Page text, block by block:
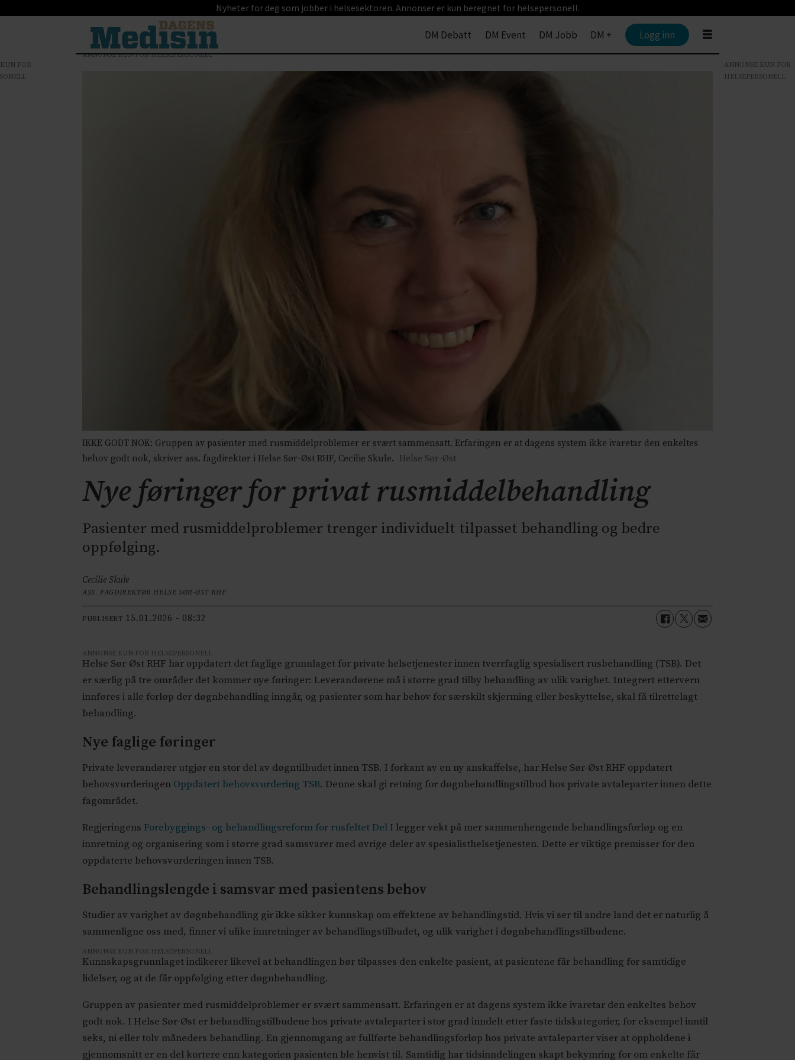
Nyheter for deg som jobber i helsesektoren. Annonser er kun beregnet for helsepersonell.
DM Debatt DM Event DM Jobb DM + Logg inn
ANNONSE KUN FOR HELSEPERSONELL
IKKE GODT NOK: Gruppen av pasienter med rusmiddelproblemer er svært sammensatt. Erfaringen er at dagens system ikke ivaretar den enkeltes
behov godt nok, skriver ass. fagdirektør i Helse Sør-Øst RHF, Cecilie Skule. Helse Sør-Øst
Nye føringer for privat rusmiddelbehandling
Pasienter med rusmiddelproblemer trenger individuelt tilpasset behandling og bedre
oppfølging.
Cecilie Skule
ASS. FAGDIREKTØR HELSE SØR-ØST RHF
PUBLISERT 15.01.2026 - 08:32
ANNONSE KUN FOR HELSEPERSONELL
Helse Sør-Øst RHF har oppdatert det faglige grunnlaget for private helsetjenester innen tverrfaglig spesialisert rusbehandling (TSB). Det
er særlig på tre områder det kommer nye føringer: Leverandørene må i større grad tilby behandling av ulik varighet. Integrert ettervern
innføres i alle forløp der døgnbehandling inngår, og pasienter som har behov for særskilt skjerming eller beskyttelse, skal få tilrettelagt
behandling.
Nye faglige føringer
Private leverandører utgjør en stor del av døgntilbudet innen TSB. I forkant av en ny anskaffelse, har Helse Sør-Øst RHF oppdatert
behovsvurderingen Oppdatert behovsvurdering TSB. Denne skal gi retning for døgnbehandlingstilbud hos private avtaleparter innen dette
fagområdet.
RegjeringensForebyggings- og behandlingsreform for rusfeltet Del I legger vekt på mer sammenhengende behandlingsforløp og en
innretning og organisering som i større grad samsvarer med øvrige deler av spesialisthelsetjenesten. Dette er viktige premisser for den
oppdaterte behovsvurderingen innen TSB.
Behandlingslengde i samsvar med pasientens behov
Studier av varighet av døgnbehandling gir ikke sikker kunnskap om effektene av behandlingstid. Hvis vi ser til andre land det er naturlig å
sammenligne oss med, finner vi ulike innretninger av behandlingstilbudet, og ulik varighet i døgnbehandlingstilbudene.
ANNONSE KUN FOR HELSEPERSONELL
Kunnskapsgrunnlaget indikerer likevel at behandlingen bør tilpasses den enkelte pasient, at pasientene får behandling for samtidige
lidelser, og at de får oppfølging etter døgnbehandling.
Gruppen av pasienter med rusmiddelproblemer er svært sammensatt. Erfaringen er at dagens system ikke ivaretar den enkeltes behov
godt nok. I Helse Sør-Øst er behandlingstilbudene hos private avtaleparter i stor grad inndelt etter faste tidskategorier, for eksempel inntil
seks, ni eller tolv måneders behandling. En gjennomgang av fullførte behandlingsforløp hos private avtaleparter viser at oppholdene i
gjennomsnitt er en del kortere enn kategorien pasienten ble henvist til. Samtidig har tidsinndelingen skapt bekymring for om enkelte får
FOR
ANNONSE KUN FOR
HELSEPERSONELL